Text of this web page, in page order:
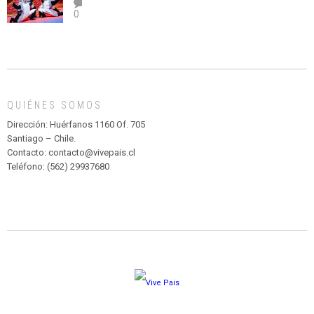
el
abuso”
TEATRO
Y
MADAGASCAR
PARQUE
HURATDO
0
QUIÉNES SOMOS
Dirección: Huérfanos 1160 Of. 705
Santiago – Chile.
Contacto: contacto@vivepais.cl
Teléfono: (562) 29937680